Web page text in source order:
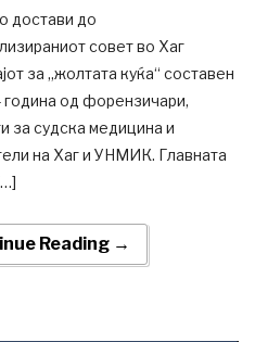
достави до
совет во Хаг
за „жолтата куќа“ составен
од форензичари,
за судска медицина и
на Хаг и УНМИК. Главната
Reading →